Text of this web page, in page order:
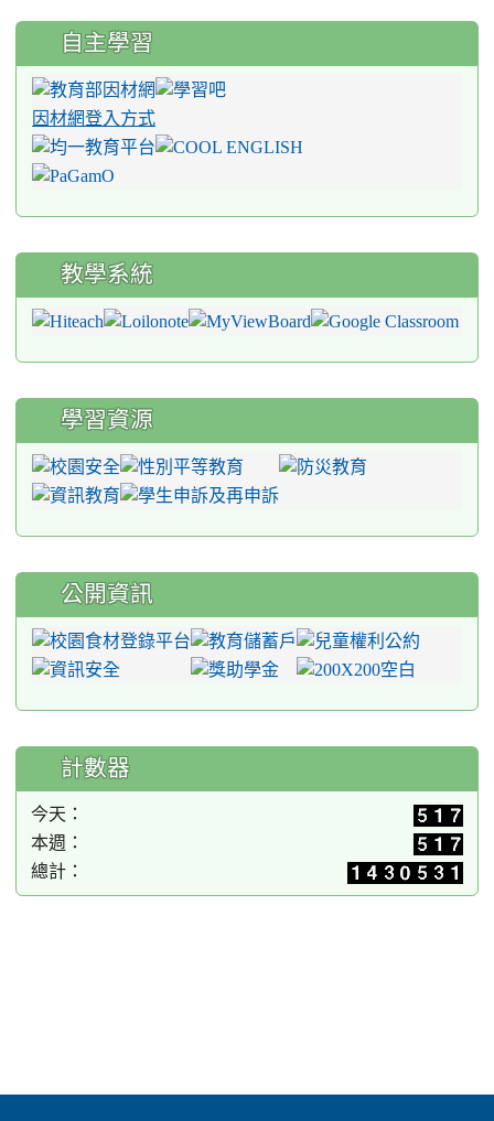
自主學習
因材網登入方式
教學系統
學習資源
公開資訊
計數器
今天：
本週：
總計：